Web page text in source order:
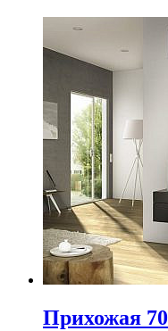
Прихожая 70